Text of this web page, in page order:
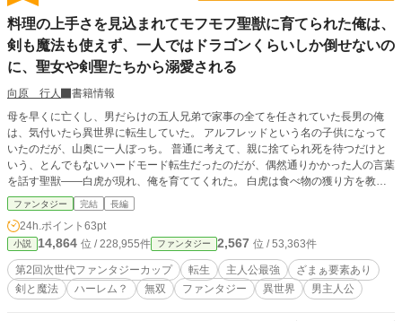
料理の上手さを見込まれてモフモフ聖獣に育てられた俺は、
剣も魔法も使えず、一人ではドラゴンくらいしか倒せないの
に、聖女や剣聖たちから溺愛される
向原 行人
書籍情報
母を早くに亡くし、男だらけの五人兄弟で家事の全てを任されていた長男の俺
は、気付いたら異世界に転生していた。 アルフレッドという名の子供になって
いたのだが、山奥に一人ぼっち。 普通に考えて、親に捨てられ死を待つだけと
いう、とんでもないハードモード転生だったのだが、偶然通りかかった人の言葉
を話す聖獣――白虎が現れ、俺を育ててくれた。 白虎は食べ物の獲り方を教え
てくれたので、俺は前世で培った家事の腕を振るい、調理という形で恩を返す。
そんな毎日が十数年続き、俺がもうすぐ十六歳になるという所で、白虎からそろ
そろ人間の社会で生きる様にと言われてしまった。 剣も魔法も使えない俺は、
少しだけ使える聖獣の力と家事能力しか取り柄が無いので、とりあえず異世界の
定番である冒険者を目指す事に。 だが、この世界では職業学校を卒業しないと
冒険者になれないのだとか。 おまけに聖獣の力を人前で使うと、恐れられて嫌
われる……と。 俺は聖獣の力を使わずに、冒険者となる事が出来るのだろう
ファンタジー 完結 長編
24h.ポイント 63pt
小説 14,864 位 / 228,955件 ファンタジー 2,567 位 / 53,363件
第2回次世代ファンタジーカップ 転生 主人公最強
ざまぁ要素あり
剣と魔法
ハーレム？ 無双 ファンタジー 異世界 男主人公